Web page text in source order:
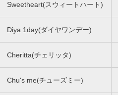
Sweetheart(スウィートハート)
Diya 1day(ダイヤワンデー)
Cheritta(チェリッタ)
Chu's me(チューズミー)